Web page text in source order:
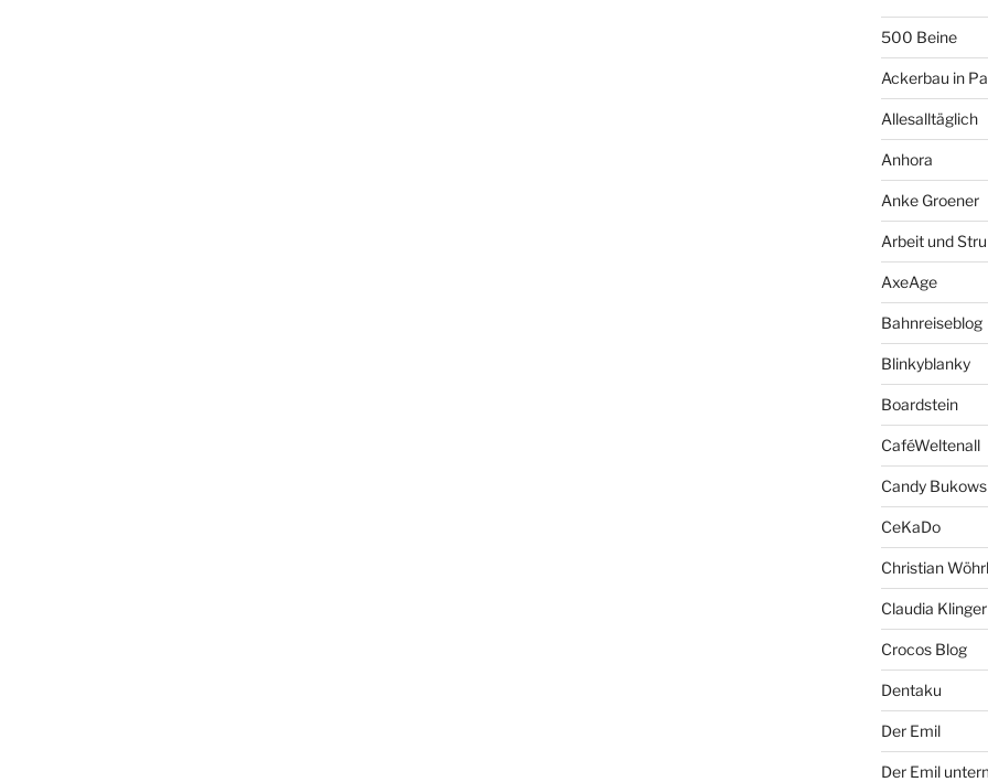
500 Beine
Ackerbau in
Allesalltäglich
Anhora
Anke Groener
Arbeit und
AxeAge
Bahnreiseblog
Blinkyblanky
Boardstein
CaféWeltenall
Candy
CeKaDo
Christian Wöhrl
Claudia Klinger
Crocos Blog
Dentaku
Der Emil
Der Emil